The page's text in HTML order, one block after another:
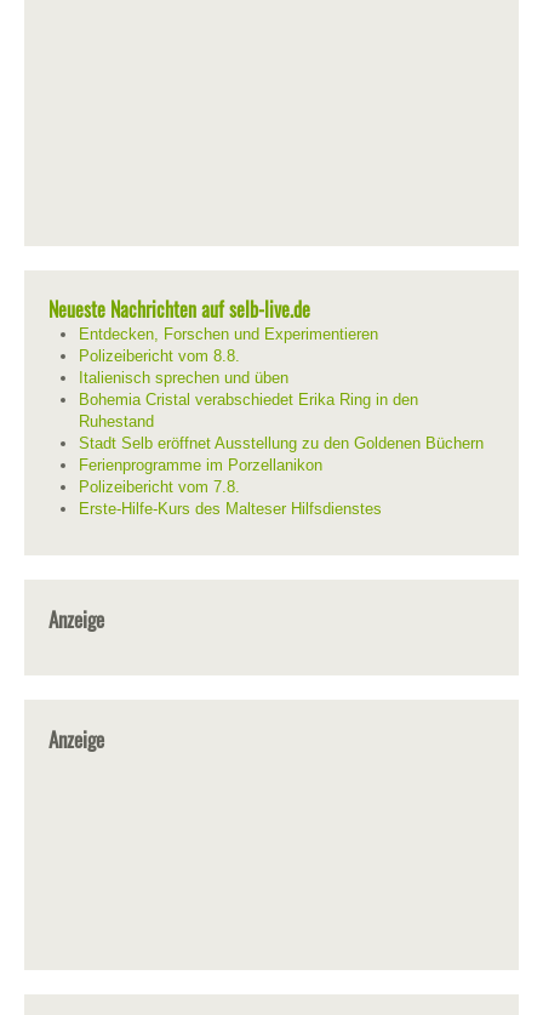
Neueste Nachrichten auf selb-live.de
Entdecken, Forschen und Experimentieren
Polizeibericht vom 8.8.
Italienisch sprechen und üben
Bohemia Cristal verabschiedet Erika Ring in den
Ruhestand
Stadt Selb eröffnet Ausstellung zu den Goldenen Büchern
Ferienprogramme im Porzellanikon
Polizeibericht vom 7.8.
Erste-Hilfe-Kurs des Malteser Hilfsdienstes
Anzeige
Anzeige